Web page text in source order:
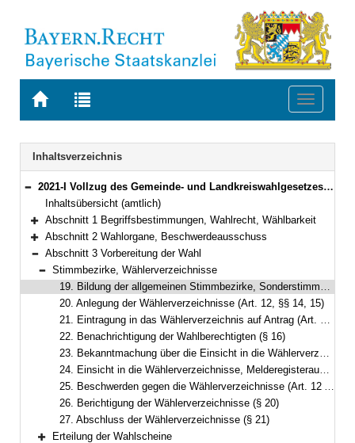
Zur
BAYERN.RECHT
Zur
letzten
Suche
Toggle
Navigation
Inhaltsverzeichnis
Bereich reduzieren
2021-I Vollzug des Gemeinde- und Landkreiswahlgesetzes und der Gemeinde- und Landkreiswahlordnung (Gemeinde- und Landkreiswahlbekanntmachung – GLKrWBek) Bekanntmachung des Bayerischen Staatsministeriums des Innern, für Sport und Integration vom 24. Oktober 2024, Az. B1-1367-3-37 (BayMBl. Nr. 534 )
Inhaltsübersicht (amtlich)
Bereich erweitern
Abschnitt 1 Begriffsbestimmungen, Wahlrecht, Wählbarkeit
Bereich erweitern
Abschnitt 2 Wahlorgane, Beschwerdeausschuss
Bereich reduzieren
Abschnitt 3 Vorbereitung der Wahl
Bereich reduzieren
Stimmbezirke, Wählerverzeichnisse
19. Bildung der allgemeinen Stimmbezirke, Sonderstimmbezirke (Art. 11 Abs. 2 und 3, § 13)
20. Anlegung der Wählerverzeichnisse (Art. 12, §§ 14, 15)
21. Eintragung in das Wählerverzeichnis auf Antrag (Art. 12, § 15)
22. Benachrichtigung der Wahlberechtigten (§ 16)
23. Bekanntmachung über die Einsicht in die Wählerverzeichnisse und die Erteilung von Wahlscheinen (§ 17)
24. Einsicht in die Wählerverzeichnisse, Melderegisterauskunft (Art. 12 Abs. 2, § 18)
25. Beschwerden gegen die Wählerverzeichnisse (Art. 12 Abs. 3, § 19)
26. Berichtigung der Wählerverzeichnisse (§ 20)
27. Abschluss der Wählerverzeichnisse (§ 21)
Erteilung der Wahlscheine